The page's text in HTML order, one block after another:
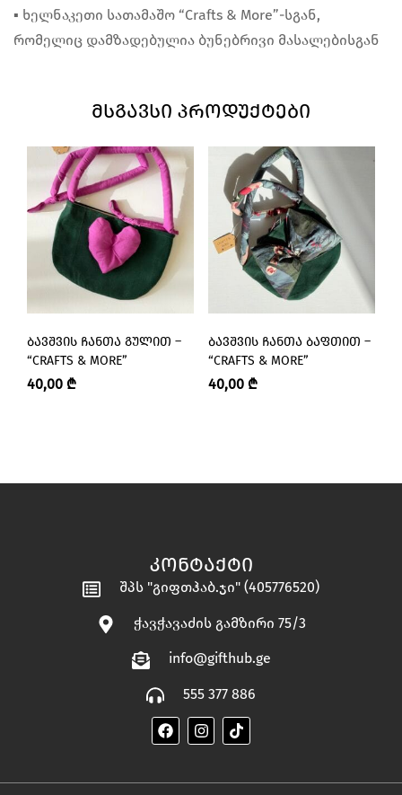
▪︎ ხელნაკეთი სათამაშო “Crafts & More”-სგან,
რომელიც დამზადებულია ბუნებრივი მასალებისგან
ᲛᲡᲒᲐᲕᲡᲘ ᲞᲠᲝᲓᲣᲥᲢᲔᲑᲘ
ᲑᲐᲕᲨᲕᲘᲡ ᲩᲐᲜᲗᲐ ᲒᲣᲚᲘᲗ –
“CRAFTS & MORE”
40,00 ₾
ᲑᲐᲕᲨᲕᲘᲡ ᲩᲐᲜᲗᲐ ᲑᲐᲤᲗᲘᲗ –
“CRAFTS & MORE”
40,00 ₾
ᲙᲝᲜᲢᲐᲥᲢᲘ
შპს "გიფთჰაბ.ჯი" (405776520)
ჭავჭავაძის გამზირი 75/3
info@gifthub.ge
555 377 886